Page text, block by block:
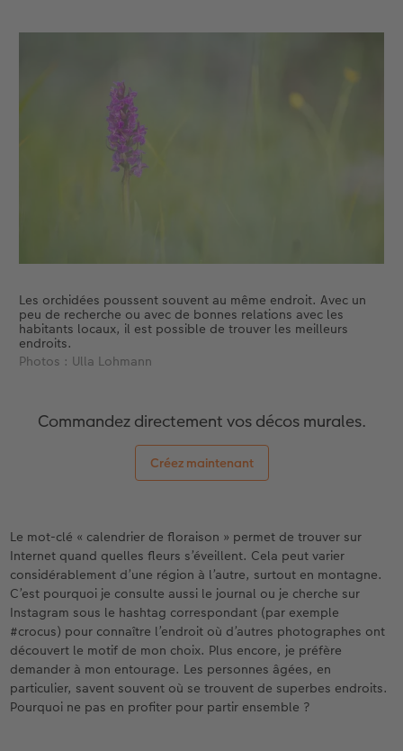
Accessoires
Nouveautés
Les orchidées poussent souvent au même endroit. Avec un
peu de recherche ou avec de bonnes relations avec les
habitants locaux, il est possible de trouver les meilleurs
endroits.
Photos : Ulla Lohmann
Commandez directement vos décos murales.
Créez maintenant
Le mot-clé « calendrier de floraison » permet de trouver sur
Internet quand quelles fleurs s’éveillent. Cela peut varier
considérablement d’une région à l’autre, surtout en montagne.
C’est pourquoi je consulte aussi le journal ou je cherche sur
Instagram sous le hashtag correspondant (par exemple
#crocus) pour connaître l’endroit où d’autres photographes ont
découvert le motif de mon choix. Plus encore, je préfère
demander à mon entourage. Les personnes âgées, en
particulier, savent souvent où se trouvent de superbes endroits.
Pourquoi ne pas en profiter pour partir ensemble ?